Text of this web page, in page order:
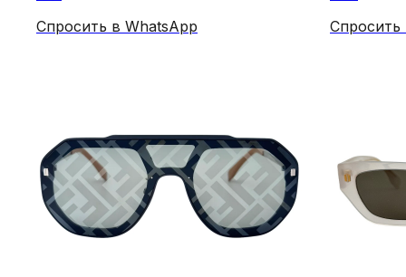
Спросить в WhatsApp
Спросить